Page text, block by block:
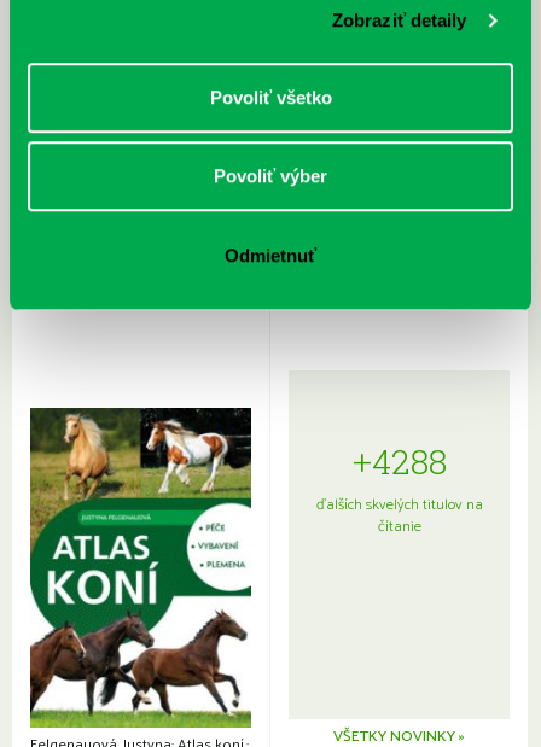
Zobraziť detaily
Povoliť všetko
Povoliť výber
Odmietnuť
Sprievodca po hviezdnej oblohe
kompletný sprievodca
japonskou kuchyňou a etiketou
+4288
ďalších skvelých titulov na
čítanie
VŠETKY NOVINKY »